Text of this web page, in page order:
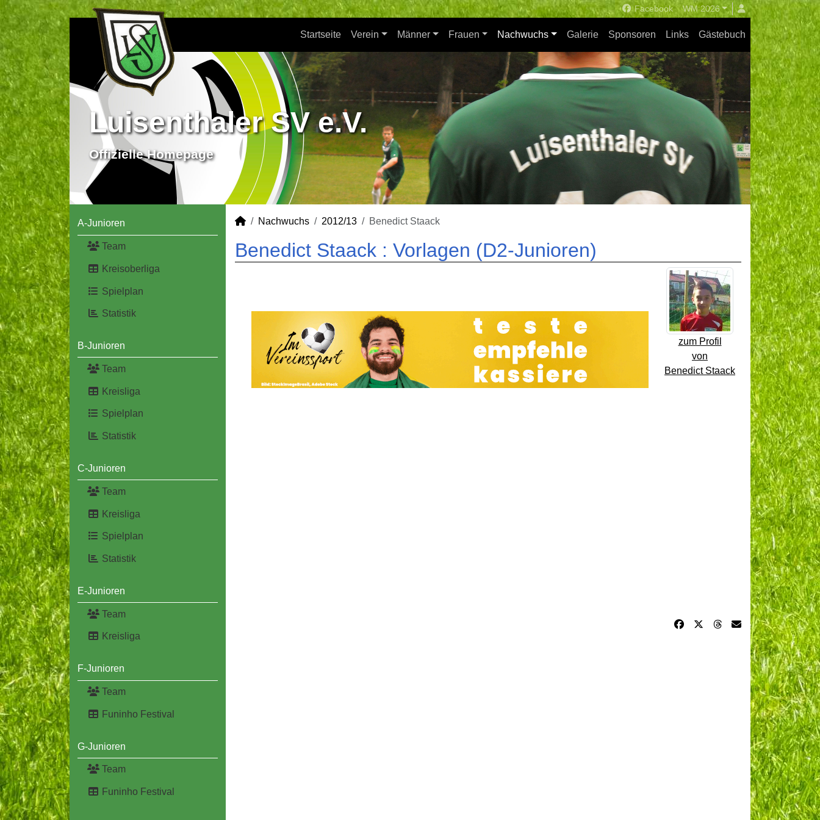
Facebook WM 2026
Startseite Verein Männer Frauen Nachwuchs Galerie Sponsoren Links Gästebuch
Luisenthaler SV e.V.
Offizielle Homepage
A-Junioren
Team
Kreisoberliga
Spielplan
Statistik
B-Junioren
Team
Kreisliga
Spielplan
Statistik
C-Junioren
Team
Kreisliga
Spielplan
Statistik
E-Junioren
Team
Kreisliga
F-Junioren
Team
Funinho Festival
G-Junioren
Team
Funinho Festival
Nachwuchs 2012/13 Benedict Staack
Benedict Staack : Vorlagen (D2-Junioren)
zum Profil
von
Benedict Staack